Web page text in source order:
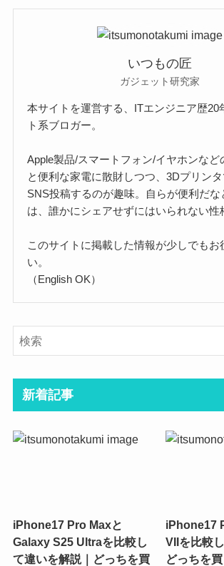
いつもの匠
ガジェット研究家
本サイトを運営する、ITエンジニア歴20
ト系ブロガー。
Apple製品/スマートフォン/イヤホンなど
と便利な家電に散財しつつ、3Dプリン
SNS投稿するのが趣味。自らが便利だな
は、誰かにシェアせずにはいられない性
このサイトに掲載した情報が少しでもお
い。
（English OK）
新着記事
iPhone17 Pro Maxと
Galaxy S25 Ultraを比較し
て違いを解説｜どっちを買
iPhone17
VIIを比較
どっちを